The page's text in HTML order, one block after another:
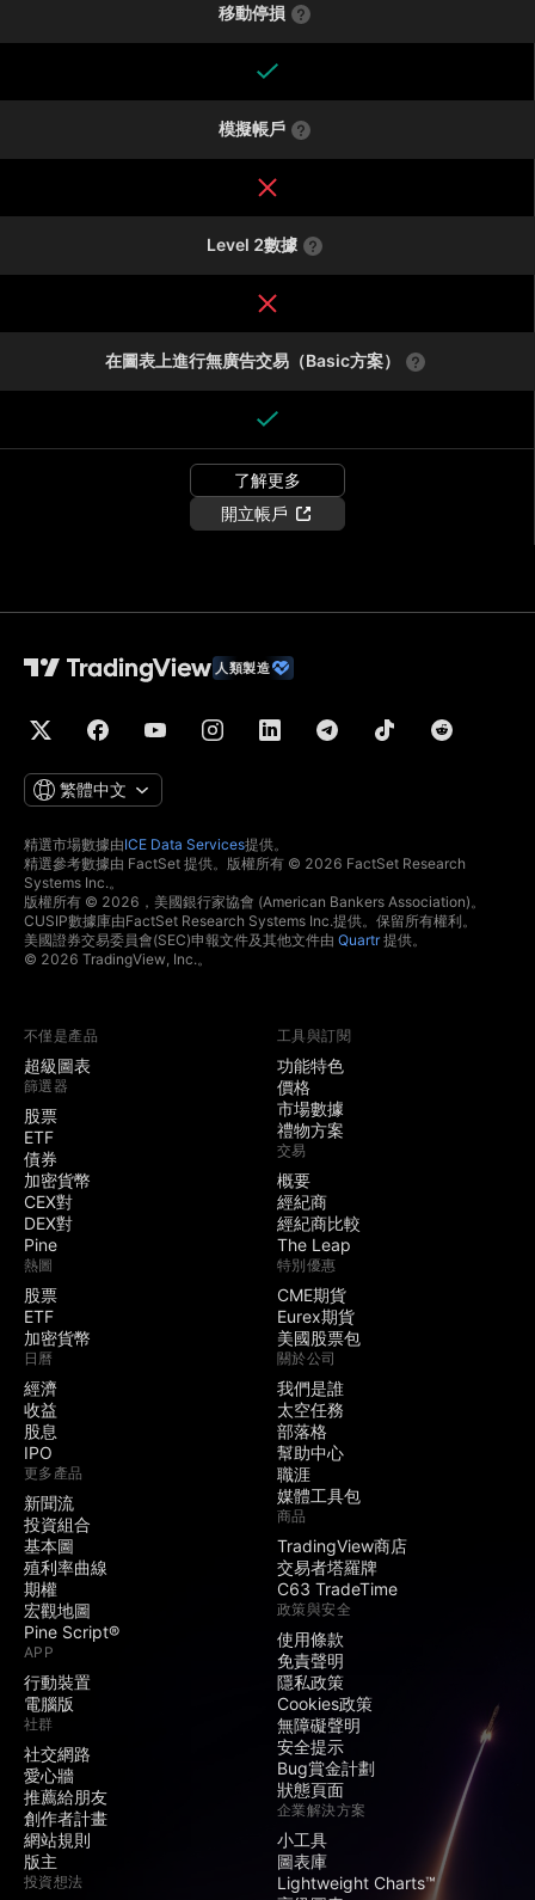
移動停損
模擬帳戶
Level 2數據
在圖表上進行無廣告交易（Basic方案）
了解更多
開立帳戶
人類製造
繁體中文
精選市場數據由ICE Data Services提供。
精選參考數據由 FactSet 提供。版權所有 © 2026 FactSet Research
Systems Inc.。
版權所有 © 2026，美國銀行家協會 (American Bankers Association)。
CUSIP數據庫由FactSet Research Systems Inc.提供。保留所有權利。
美國證券交易委員會(SEC)申報文件及其他文件由 Quartr提供。
© 2026 TradingView, Inc.。
不僅是產品
超級圖表
篩選器
股票
ETF
債券
加密貨幣
CEX對
DEX對
Pine
熱圖
股票
ETF
加密貨幣
日曆
經濟
收益
股息
IPO
更多產品
新聞流
投資組合
基本圖
殖利率曲線
期權
宏觀地圖
Pine Script®
APP
行動裝置
電腦版
社群
社交網路
愛心牆
推薦給朋友
創作者計畫
網站規則
版主
投資想法
工具與訂閱
功能特色
價格
市場數據
禮物方案
交易
概要
經紀商
經紀商比較
The Leap
特別優惠
CME期貨
Eurex期貨
美國股票包
關於公司
我們是誰
太空任務
部落格
幫助中心
職涯
媒體工具包
商品
TradingView商店
交易者塔羅牌
C63 TradeTime
政策與安全
使用條款
免責聲明
隱私政策
Cookies政策
無障礙聲明
安全提示
Bug賞金計劃
狀態頁面
企業解決方案
小工具
圖表庫
Lightweight Charts™